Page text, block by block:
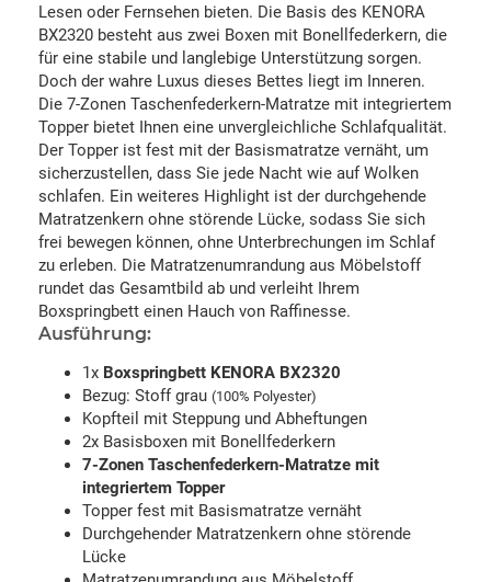
Lesen oder Fernsehen bieten. Die Basis des KENORA
BX2320 besteht aus zwei Boxen mit Bonellfederkern, die
für eine stabile und langlebige Unterstützung sorgen.
Doch der wahre Luxus dieses Bettes liegt im Inneren.
Die 7-Zonen Taschenfederkern-Matratze mit integriertem
Topper bietet Ihnen eine unvergleichliche Schlafqualität.
Der Topper ist fest mit der Basismatratze vernäht, um
sicherzustellen, dass Sie jede Nacht wie auf Wolken
schlafen. Ein weiteres Highlight ist der durchgehende
Matratzenkern ohne störende Lücke, sodass Sie sich
frei bewegen können, ohne Unterbrechungen im Schlaf
zu erleben. Die Matratzenumrandung aus Möbelstoff
rundet das Gesamtbild ab und verleiht Ihrem
Boxspringbett einen Hauch von Raffinesse.
Ausführung:
1x Boxspringbett KENORA BX2320
Bezug: Stoff grau (100% Polyester)
Kopfteil mit Steppung und Abheftungen
2x Basisboxen mit Bonellfederkern
7-Zonen Taschenfederkern-Matratze mit
integriertem Topper
Topper fest mit Basismatratze vernäht
Durchgehender Matratzenkern ohne störende
Lücke